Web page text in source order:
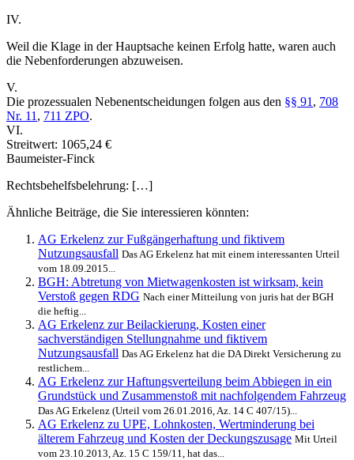
IV.
Weil die Klage in der Hauptsache keinen Erfolg hatte, waren auch
die Nebenforderungen abzuweisen.
V.
Die prozessualen Nebenentscheidungen folgen aus den §§ 91 , 708
Nr. 11 , 711 ZPO.
VI.
Streitwert: 1065,24 €
Baumeister-Finck
Rechtsbehelfsbelehrung: […]
Ähnliche Beiträge, die Sie interessieren könnten:
AG Erkelenz zur Fußgängerhaftung und fiktivem
Nutzungsausfall Das AG Erkelenz hat mit einem interessanten Urteil
vom 18.09.2015...
BGH: Abtretung von Mietwagenkosten ist wirksam, kein
Verstoß gegen RDG Nach einer Mitteilung von juris hat der BGH
die heftig...
AG Erkelenz zur Beilackierung, Kosten einer
sachverständigen Stellungnahme und fiktivem
Nutzungsausfall Das AG Erkelenz hat die DA Direkt Versicherung zu
restlichem...
AG Erkelenz zur Haftungsverteilung beim Abbiegen in ein
Grundstück und Zusammenstoß mit nachfolgendem Fahrzeug
Das AG Erkelenz (Urteil vom 26.01.2016, Az. 14 C 407/15)...
AG Erkelenz zu UPE, Lohnkosten, Wertminderung bei
älterem Fahrzeug und Kosten der Deckungszusage Mit Urteil
vom 23.10.2013, Az. 15 C 159/11, hat das...